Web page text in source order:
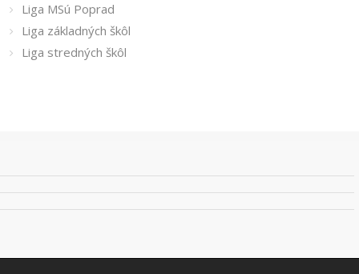
Liga MSú Poprad
Liga základných škôl
Liga stredných škôl